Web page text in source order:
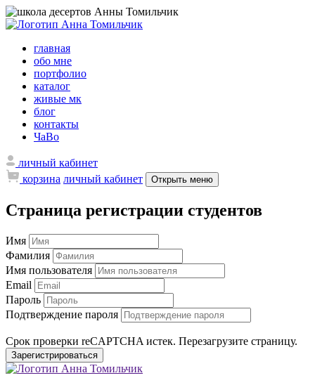
главная
обо мне
портфолио
каталог
живые мк
блог
контакты
ЧаВо
личный кабинет
корзина личный кабинет Открыть меню
Страница регистрации студентов
Имя
Фамилия
Имя пользователя
Email
Пароль
Подтверждение пароля
Срок проверки reCAPTCHA истек. Перезагрузите страницу.
Зарегистрироваться